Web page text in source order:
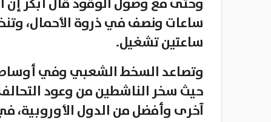
ساعتين تشغيل.
وتصاعد السخط الشعبي وفي أوساط
حيث سخر الناشطين من وعود
آخرى وأفضل من الدول الأوروبية،